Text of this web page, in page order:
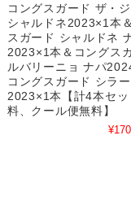
コングスガード ザ・
シャルドネ2023×1本
スガード シャルドネ
2023×1本＆コングス
ルバリーニョ ナパ
コングスガード シラ
2023×1本【計4本セッ
料、クール便無料】